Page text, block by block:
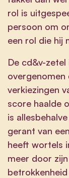
rol is
persoon om
een rol die hij
De cd&v-
overgenomen
verkiezingen
score haalde
is
gerant van
heeft wortels
meer door